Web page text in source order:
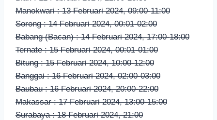
Manokwari : 13 Februari 2024, 09:00-11:00
Sorong : 14 Februari 2024, 00:01-02:00
Babang (Bacan) : 14 Februari 2024, 17:00-18:00
Ternate : 15 Februari 2024, 00:01-01:00
Bitung : 15 Februari 2024, 10:00-12:00
Banggai : 16 Februari 2024, 02:00-03:00
Baubau : 16 Februari 2024, 20:00-22:00
Makassar : 17 Februari 2024, 13:00-15:00
Surabaya : 18 Februari 2024, 21:00